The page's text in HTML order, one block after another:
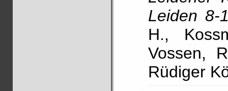
Leiden 8-
H.,
Vossen,
Rüdiger